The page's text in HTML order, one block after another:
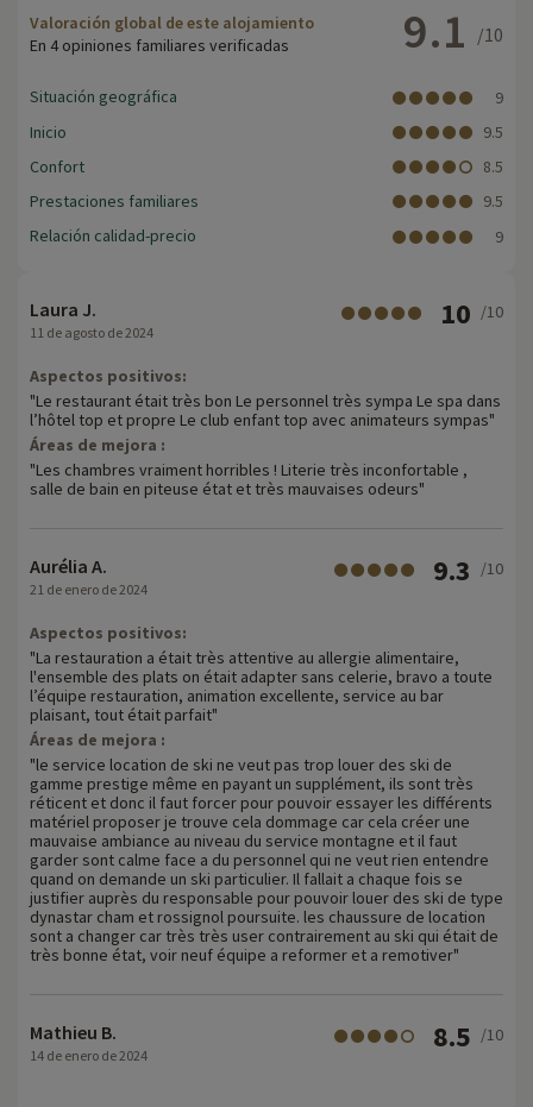
- La zona Paradiski
' Área que une La Plagne, Les Arcs y Peisey Vallandry
niveles
Para más información
- No se admiten animales
Valoración global de este alojamiento
En 4 opiniones familiares verificadas
9.1 /10
Situación geográfica
9
Inicio
9.5
Confort
8.5
Prestaciones familiares
9.5
Relación calidad-precio
9
Laura J.
11 de agosto de 2024
10 /10
Aspectos positivos:
"Le restaurant était très bon Le personnel très sympa Le spa dans
l’hôtel top et propre Le club enfant top avec animateurs sympas"
Áreas de mejora :
"Les chambres vraiment horribles ! Literie très inconfortable ,
salle de bain en piteuse état et très mauvaises odeurs"
Aurélia A.
21 de enero de 2024
9.3 /10
Aspectos positivos:
"La restauration a était très attentive au allergie alimentaire,
l'ensemble des plats on était adapter sans celerie, bravo a toute
l’équipe restauration, animation excellente, service au bar
plaisant, tout était parfait"
Áreas de mejora :
"le service location de ski ne veut pas trop louer des ski de
gamme prestige même en payant un supplément, ils sont très
réticent et donc il faut forcer pour pouvoir essayer les différents
matériel proposer je trouve cela dommage car cela créer une
mauvaise ambiance au niveau du service montagne et il faut
garder sont calme face a du personnel qui ne veut rien entendre
quand on demande un ski particulier. Il fallait a chaque fois se
justifier auprès du responsable pour pouvoir louer des ski de type
dynastar cham et rossignol poursuite. les chaussure de location
sont a changer car très très user contrairement au ski qui était de
très bonne état, voir neuf équipe a reformer et a remotiver"
Mathieu B.
14 de enero de 2024
8.5 /10